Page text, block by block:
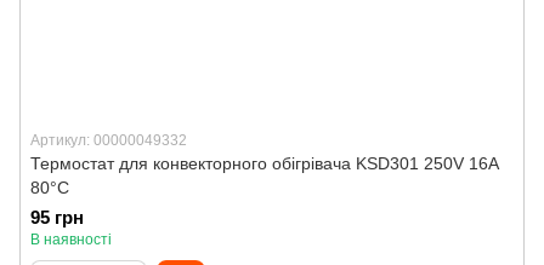
Артикул: 00000049332
Термостат для конвекторного обігрівача KSD301 250V 16A
80°C
95 грн
В наявності